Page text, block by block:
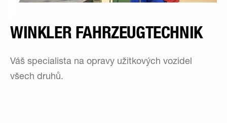
WINKLER FAHRZEUGTECHNIK
Váš specialista na opravy užitkových vozidel
všech druhů.